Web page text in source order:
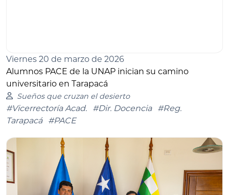
Viernes 20 de marzo de 2026
Alumnos PACE de la UNAP inician su camino
universitario en Tarapacá
Sueños que cruzan el desierto
#Vicerrectoría Acad. #Dir. Docencia
#Reg.
Tarapacá
#PACE